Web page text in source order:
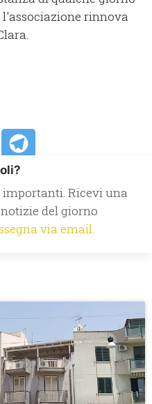
rinnova
Ricevi una
del giorno
via email.